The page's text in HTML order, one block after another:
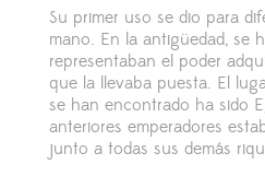
Su primer uso se dio para
mano. En la antigüedad, se
representaban el poder
que la llevaba puesta. El
se han encontrado ha sido
anteriores emperadores
junto a todas sus demás